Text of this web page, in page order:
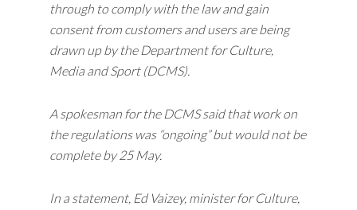
through to comply with the law and gain
consent from customers and users are being
drawn up by the Department for Culture,
Media and Sport (DCMS).
A spokesman for the DCMS said that work on
the regulations was “ongoing” but would not be
complete by 25 May.
In a statement, Ed Vaizey, minister for Culture,